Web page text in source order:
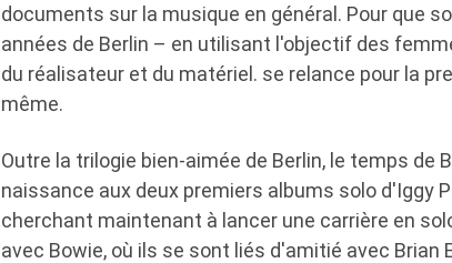
documents sur la musique en général. Pour que
années de Berlin – en utilisant l'objectif des
du réalisateur et du matériel. se relance pour la
même.
Outre la trilogie bien-aimée de Berlin, le temps de
naissance aux deux premiers albums solo d'Iggy
cherchant maintenant à lancer une carrière en
avec Bowie, où ils se sont liés d'amitié avec Brian